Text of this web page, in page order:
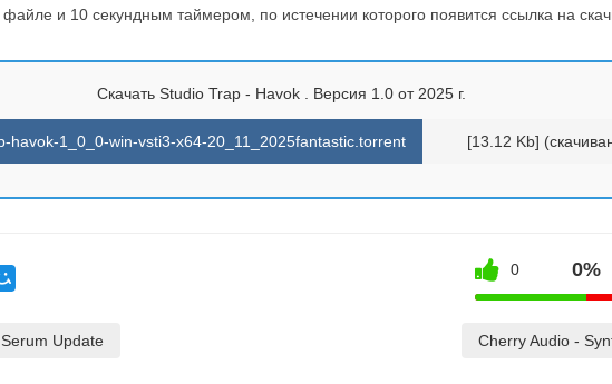
и 10 секундным таймером, по истечении которого появится ссылка на
Скачать Studio Trap - Havok . Версия 1.0 от 2025 г.
havok-1_0_0-win-vsti3-x64-20_11_2025fantastic.torrent [13.12 Kb]
0 0%
Update Cherry Audio -